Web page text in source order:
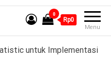
Menu
0
Rp0
untuk Implementasi